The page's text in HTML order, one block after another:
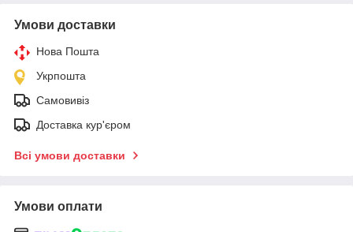
Умови доставки
Нова Пошта
Укрпошта
Самовивіз
Доставка кур'єром
Всі умови доставки
Умови оплати